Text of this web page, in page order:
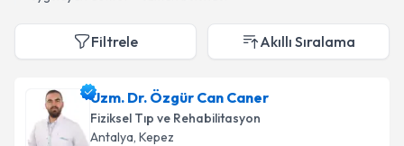
Filtrele Akıllı Sıralama
Uzm. Dr. Özgür Can Caner
Fiziksel Tıp ve Rehabilitasyon
Antalya, Kepez